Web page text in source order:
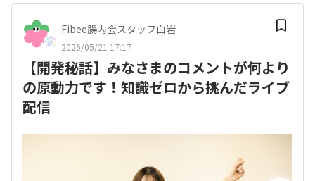
Fibee腸内会スタッフ白岩
2026/05/21 17:17
【開発秘話】みなさまのコメントが何より
の原動力です！知識ゼロから挑んだライブ
配信